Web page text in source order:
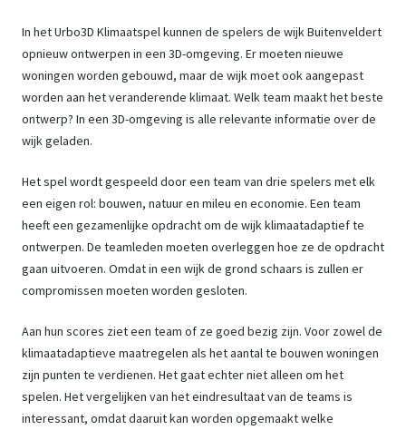
In het Urbo3D Klimaatspel kunnen de spelers de wijk Buitenveldert
opnieuw ontwerpen in een 3D-omgeving. Er moeten nieuwe
woningen worden gebouwd, maar de wijk moet ook aangepast
worden aan het veranderende klimaat. Welk team maakt het beste
ontwerp? In een 3D-omgeving is alle relevante informatie over de
wijk geladen.
Het spel wordt gespeeld door een team van drie spelers met elk
een eigen rol: bouwen, natuur en mileu en economie. Een team
heeft een gezamenlijke opdracht om de wijk klimaatadaptief te
ontwerpen. De teamleden moeten overleggen hoe ze de opdracht
gaan uitvoeren. Omdat in een wijk de grond schaars is zullen er
compromissen moeten worden gesloten.
Aan hun scores ziet een team of ze goed bezig zijn. Voor zowel de
klimaatadaptieve maatregelen als het aantal te bouwen woningen
zijn punten te verdienen. Het gaat echter niet alleen om het
spelen. Het vergelijken van het eindresultaat van de teams is
interessant, omdat daaruit kan worden opgemaakt welke